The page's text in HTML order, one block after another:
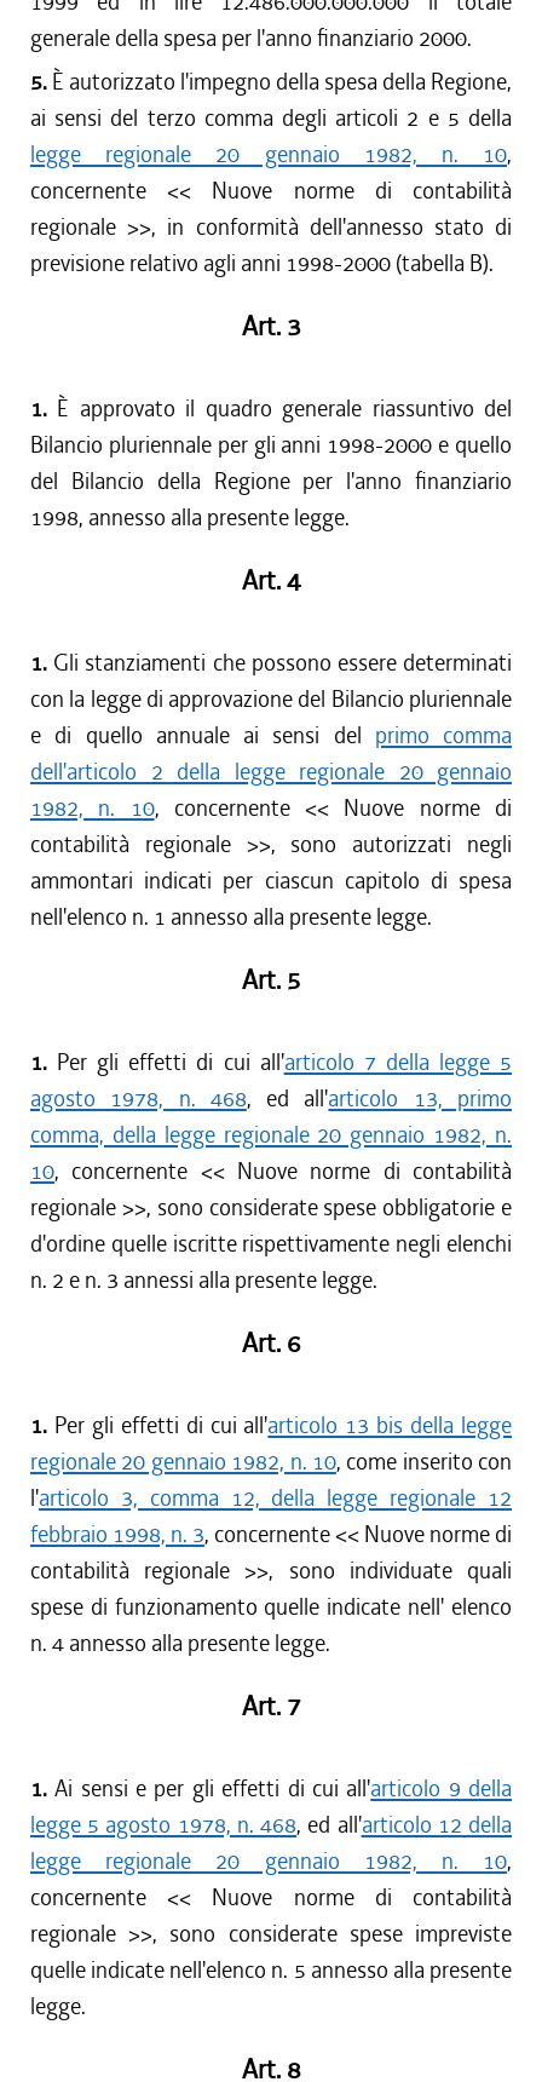
generale della spesa per l'anno finanziario 2000.
5. È autorizzato l'impegno della spesa della Regione,
ai sensi del terzo comma degli articoli 2 e 5 della
legge regionale 20 gennaio 1982, n. 10,
concernente << Nuove norme di contabilità
regionale >>, in conformità dell'annesso stato di
previsione relativo agli anni 1998-2000 (tabella B).
Art. 3
1. È approvato il quadro generale riassuntivo del
Bilancio pluriennale per gli anni 1998-2000 e quello
del Bilancio della Regione per l'anno finanziario
1998, annesso alla presente legge.
Art. 4
1. Gli stanziamenti che possono essere determinati
con la legge di approvazione del Bilancio pluriennale
e di quello annuale ai sensi del primo comma
dell'articolo 2 della legge regionale 20 gennaio
1982, n. 10, concernente << Nuove norme di
contabilità regionale >>, sono autorizzati negli
ammontari indicati per ciascun capitolo di spesa
nell'elenco n. 1 annesso alla presente legge.
Art. 5
1. Per gli effetti di cui all'articolo 7 della legge 5
agosto 1978, n. 468, ed all'articolo 13, primo
comma, della legge regionale 20 gennaio 1982, n.
10, concernente << Nuove norme di contabilità
regionale >>, sono considerate spese obbligatorie e
d'ordine quelle iscritte rispettivamente negli elenchi
n. 2 e n. 3 annessi alla presente legge.
Art. 6
1. Per gli effetti di cui all'articolo 13 bis della legge
regionale 20 gennaio 1982, n. 10, come inserito con
l'articolo 3, comma 12, della legge regionale 12
febbraio 1998, n. 3, concernente << Nuove norme di
contabilità regionale >>, sono individuate quali
spese di funzionamento quelle indicate nell' elenco
n. 4 annesso alla presente legge.
Art. 7
1. Ai sensi e per gli effetti di cui all'articolo 9 della
legge 5 agosto 1978, n. 468, ed all'articolo 12 della
legge regionale 20 gennaio 1982, n. 10,
concernente << Nuove norme di contabilità
regionale >>, sono considerate spese impreviste
quelle indicate nell'elenco n. 5 annesso alla presente
legge.
Art. 8